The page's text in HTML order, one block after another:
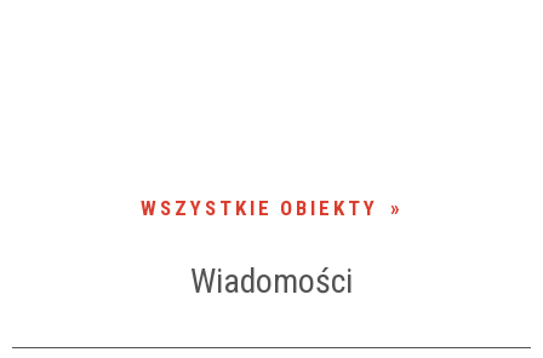
WSZYSTKIE OBIEKTY
Wiadomości